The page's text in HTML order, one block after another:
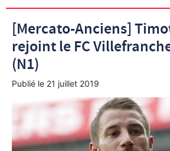
[Mercato-Anciens]
rejoint le FC
(N1)
Publié le 21 juillet 2019